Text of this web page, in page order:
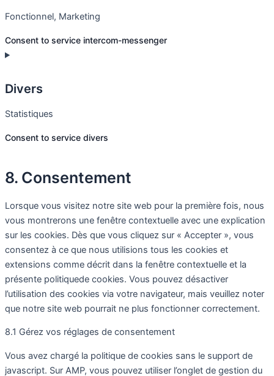
Fonctionnel, Marketing
Consent to service intercom-messenger
Divers
Statistiques
Consent to service divers
8. Consentement
Lorsque vous visitez notre site web pour la première fois, nous
vous montrerons une fenêtre contextuelle avec une explication
sur les cookies. Dès que vous cliquez sur « Accepter », vous
consentez à ce que nous utilisions tous les cookies et
extensions comme décrit dans la fenêtre contextuelle et la
présente politiquede cookies. Vous pouvez désactiver
l’utilisation des cookies via votre navigateur, mais veuillez noter
que notre site web pourrait ne plus fonctionner correctement.
8.1 Gérez vos réglages de consentement
Vous avez chargé la politique de cookies sans le support de
javascript. Sur AMP, vous pouvez utiliser l’onglet de gestion du